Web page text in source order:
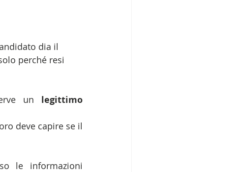
dia il
perché resi
un legittimo
deve capire se il
le informazioni